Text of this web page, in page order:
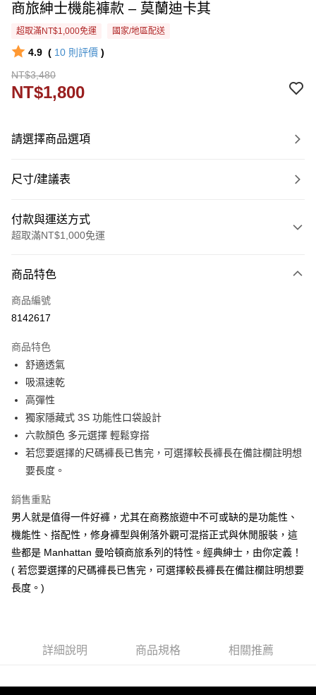
商旅紳士機能褲款 – 莫蘭迪卡其
超取滿NT$1,000免運 國家/地區配送
4.9 ( 10 則評價 )
NT$3,480
NT$1,800
請選擇商品選項
尺寸/建議表
付款與運送方式
超取滿NT$1,000免運
信用卡一次付款
信用卡分期付款
合作金庫商業銀行
華南商業銀行
上海商業儲蓄銀行
國泰世華商業銀行
臺灣中小企業銀行
匯豐（台灣）商業銀行
聯邦商業銀行
元大商業銀行
永豐商業銀行
玉山商業銀行
台灣樂天信用卡公司
超商取貨付款
LINE Pay
Apple Pay
街口支付
ATM付款
運送方式
全家取貨付款
每筆NT$60，滿NT$1,000(含以上)免運費
商品特色
商品編號
8142617
商品特色
舒適透氣
吸濕速乾
高彈性
獨家隱藏式 3S 功能性口袋設計
六款顏色 多元選擇 輕鬆穿搭
若您要選擇的尺碼褲長已售完，可選擇較長褲長在備註欄註明想
要長度。
銷售重點
男人就是值得一件好褲，尤其在商務旅遊中不可或缺的是功能性、
機能性、搭配性，修身褲型與俐落外觀可混搭正式與休閒服裝，這
些都是 Manhattan 曼哈頓商旅系列的特性。經典紳士，由你定義！
( 若您要選擇的尺碼褲長已售完，可選擇較長褲長在備註欄註明想要
長度。)
詳細說明 商品規格 相關推薦